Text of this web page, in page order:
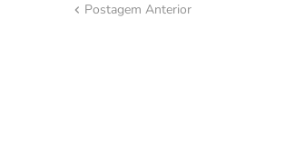
Postagem Anterior